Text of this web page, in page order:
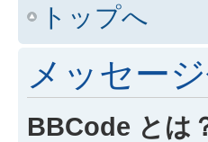
トップへ
メッセー
BBCode とは